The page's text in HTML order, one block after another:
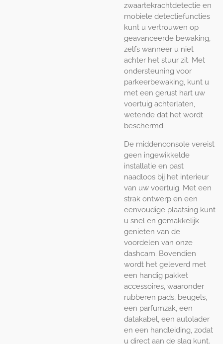
zwaartekrachtdetectie en
mobiele detectiefuncties
kunt u vertrouwen op
geavanceerde bewaking,
zelfs wanneer u niet
achter het stuur zit. Met
ondersteuning voor
parkeerbewaking, kunt u
met een gerust hart uw
voertuig achterlaten,
wetende dat het wordt
beschermd.
De middenconsole vereist
geen ingewikkelde
installatie en past
naadloos bij het interieur
van uw voertuig. Met een
strak ontwerp en een
eenvoudige plaatsing kunt
u snel en gemakkelijk
genieten van de
voordelen van onze
dashcam. Bovendien
wordt het geleverd met
een handig pakket
accessoires, waaronder
rubberen pads, beugels,
een parfumzak, een
datakabel, een autolader
en een handleiding, zodat
u direct aan de slag kunt.